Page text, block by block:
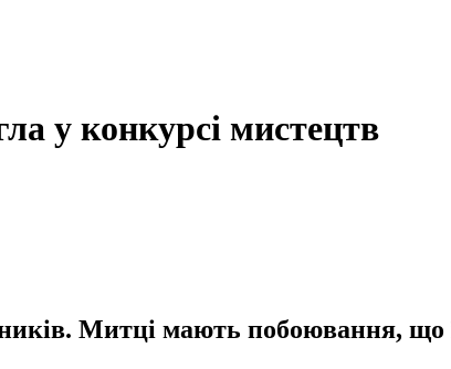
у конкурсі мистецтв
Митці мають побоювання,